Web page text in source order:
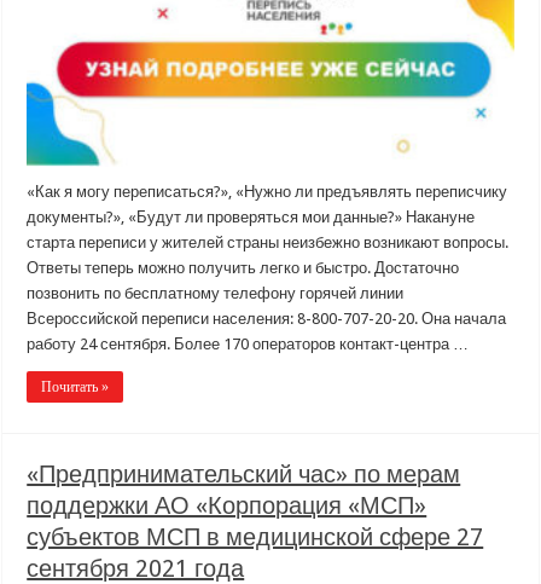
«Как я могу переписаться?», «Нужно ли предъявлять переписчику
документы?», «Будут ли проверяться мои данные?» Накануне
старта переписи у жителей страны неизбежно возникают вопросы.
Ответы теперь можно получить легко и быстро. Достаточно
позвонить по бесплатному телефону горячей линии
Всероссийской переписи населения: 8-800-707-20-20. Она начала
работу 24 сентября. Более 170 операторов контакт-центра …
Почитать »
«Предпринимательский час» по мерам
поддержки АО «Корпорация «МСП»
субъектов МСП в медицинской сфере 27
сентября 2021 года